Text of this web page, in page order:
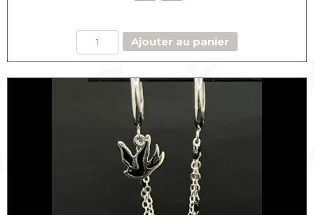
quantité
de
Créoles
accroche
Ancre
chaine
perlée
Ajouter au panier